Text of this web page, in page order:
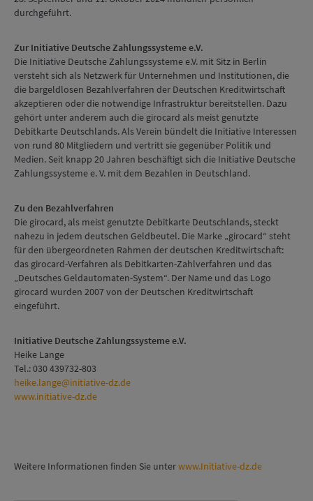
durchgeführt.
Zur Initiative Deutsche Zahlungssysteme e.V.
Die Initiative Deutsche Zahlungssysteme e.V. mit Sitz in Berlin
versteht sich als Netzwerk für Unternehmen und Institutionen, die
die bargeldlosen Bezahlverfahren der Deutschen Kreditwirtschaft
akzeptieren oder die notwendige Infrastruktur bereitstellen. Dazu
gehört unter anderem auch die girocard als meist genutzte
Debitkarte Deutschlands. Als Verein bündelt die Initiative Interessen
von rund 80 Mitgliedern und vertritt sie gegenüber Politik und
Medien. Seit knapp 20 Jahren beschäftigt sich die Initiative Deutsche
Zahlungssysteme e. V. mit dem Bezahlen in Deutschland.
Zu den Bezahlverfahren
Die girocard, als meist genutzte Debitkarte Deutschlands, steckt
nahezu in jedem deutschen Geldbeutel. Die Marke „girocard“ steht
für den übergeordneten Rahmen der deutschen Kreditwirtschaft:
das girocard-Verfahren als Debitkarten-Zahlverfahren und das
„Deutsches Geldautomaten-System“. Der Name und das Logo
girocard wurden 2007 von der Deutschen Kreditwirtschaft
eingeführt.
Initiative Deutsche Zahlungssysteme e.V.
Heike Lange
Tel.: 030 439732-803
heike.lange@initiative-dz.de
www.initiative-dz.de
Weitere Informationen finden Sie unterwww.Initiative-dz.de